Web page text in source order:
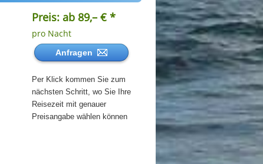
Preis: ab 89,– € *
pro Nacht
Anfragen
Per Klick kommen Sie zum
nächsten Schritt, wo Sie Ihre
Reisezeit mit genauer
Preisangabe wählen können